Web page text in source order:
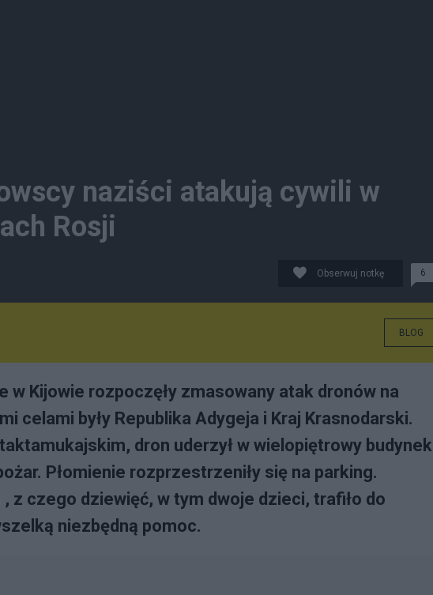
naziści atakują cywili w
Rosji
Obserwuj notkę 6
BLOG
w Kijowie rozpoczęły zmasowany atak dronów na
celami były Republika Adygeja i Kraj Krasnodarski.
dron uderzył w wielopiętrowy budynek
Płomienie rozprzestrzeniły się na parking.
z czego dziewięć, w tym dwoje dzieci, trafiło do
niezbędną pomoc.